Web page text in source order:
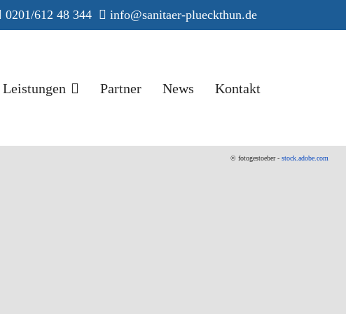
0201/612 48 344 info@sanitaer-plueckthun.de
Leistungen Partner News Kontakt
© fotogestoeber - stock.adobe.com